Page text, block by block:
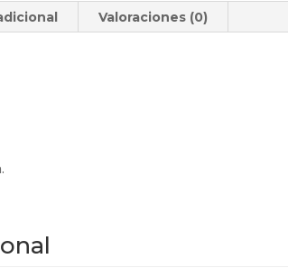
Valoraciones (0)